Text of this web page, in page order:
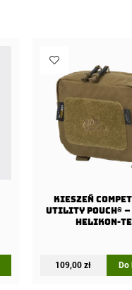
Kieszeń
Utility Pouch® –
Helikon-
109,00zł Do